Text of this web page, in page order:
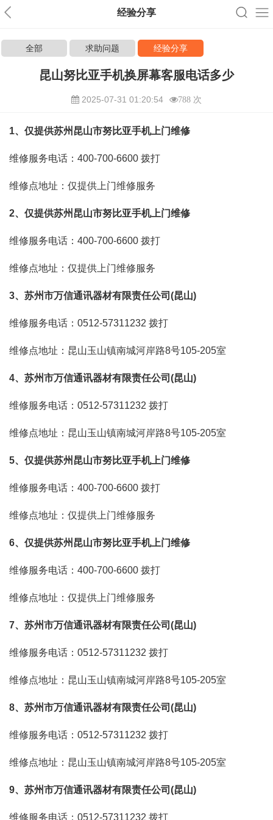
经验分享
全部 求助问题 经验分享
昆山努比亚手机换屏幕客服电话多少
2025-07-31 01:20:54 788 次
1、仅提供苏州昆山市努比亚手机上门维修
维修服务电话：400-700-6600 拨打
维修点地址：仅提供上门维修服务
2、仅提供苏州昆山市努比亚手机上门维修
维修服务电话：400-700-6600 拨打
维修点地址：仅提供上门维修服务
3、苏州市万信通讯器材有限责任公司(昆山)
维修服务电话：0512-57311232 拨打
维修点地址：昆山玉山镇南城河岸路8号105-205室
4、苏州市万信通讯器材有限责任公司(昆山)
维修服务电话：0512-57311232 拨打
维修点地址：昆山玉山镇南城河岸路8号105-205室
5、仅提供苏州昆山市努比亚手机上门维修
维修服务电话：400-700-6600 拨打
维修点地址：仅提供上门维修服务
6、仅提供苏州昆山市努比亚手机上门维修
维修服务电话：400-700-6600 拨打
维修点地址：仅提供上门维修服务
7、苏州市万信通讯器材有限责任公司(昆山)
维修服务电话：0512-57311232 拨打
维修点地址：昆山玉山镇南城河岸路8号105-205室
8、苏州市万信通讯器材有限责任公司(昆山)
维修服务电话：0512-57311232 拨打
维修点地址：昆山玉山镇南城河岸路8号105-205室
9、苏州市万信通讯器材有限责任公司(昆山)
维修服务电话：0512-57311232 拨打